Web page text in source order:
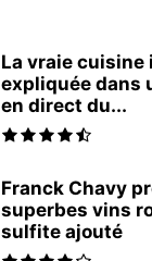
La vraie cuisine
expliquée dans
en direct du...
Franck Chavy
superbes vins
sulfite ajouté